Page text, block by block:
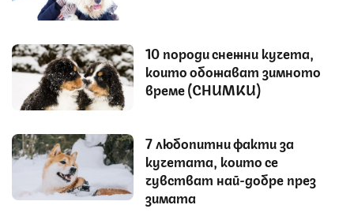
10 породи снежни кучета,
които обожават зимното
време (СНИМКИ)
7 любопитни факти за
кучетата, които се
чувстват най-добре през
зимата